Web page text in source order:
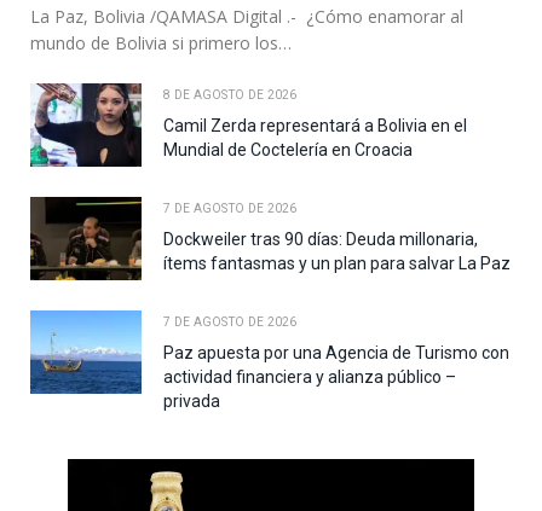
La Paz, Bolivia /QAMASA Digital .- ¿Cómo enamorar al
mundo de Bolivia si primero los…
8 DE AGOSTO DE 2026
Camil Zerda representará a Bolivia en el
Mundial de Coctelería en Croacia
7 DE AGOSTO DE 2026
Dockweiler tras 90 días: Deuda millonaria,
ítems fantasmas y un plan para salvar La Paz
7 DE AGOSTO DE 2026
Paz apuesta por una Agencia de Turismo con
actividad financiera y alianza público –
privada